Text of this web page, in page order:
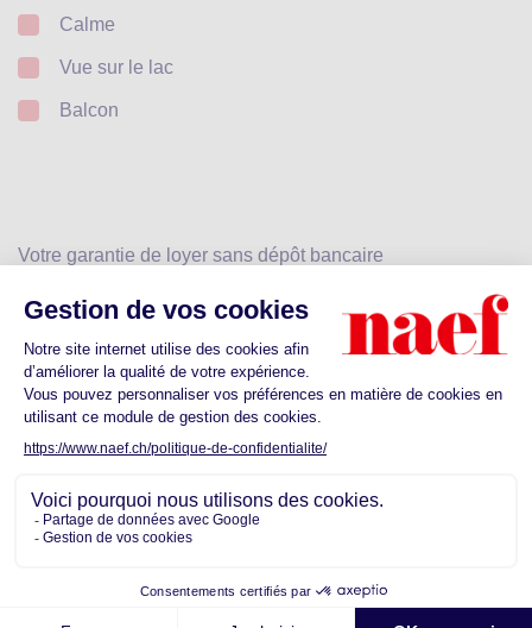
Calme
Vue sur le lac
Balcon
Votre garantie de loyer sans dépôt bancaire
Dès CHF 25.- Calculez votre prime
Découvrez les commodités proches de
votre futur quartier